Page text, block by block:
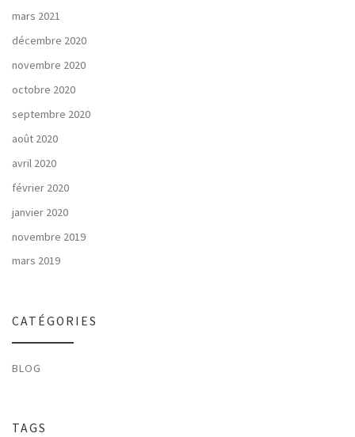
mars 2021
décembre 2020
novembre 2020
octobre 2020
septembre 2020
août 2020
avril 2020
février 2020
janvier 2020
novembre 2019
mars 2019
CATÉGORIES
BLOG
TAGS